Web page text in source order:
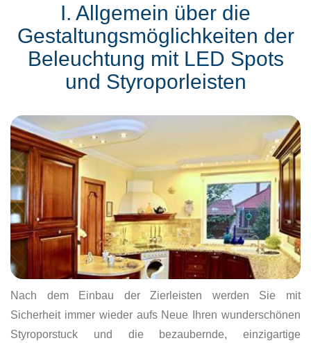
I. Allgemein über die
Gestaltungsmöglichkeiten der
Beleuchtung mit LED Spots
und Styroporleisten
Nach dem Einbau der Zierleisten werden Sie mit
Sicherheit immer wieder aufs Neue Ihren wunderschönen
Styroporstuck und die bezaubernde, einzigartige